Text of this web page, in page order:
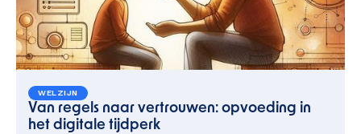
WELZIJN
Van regels naar vertrouwen: opvoeding in
het digitale tijdperk